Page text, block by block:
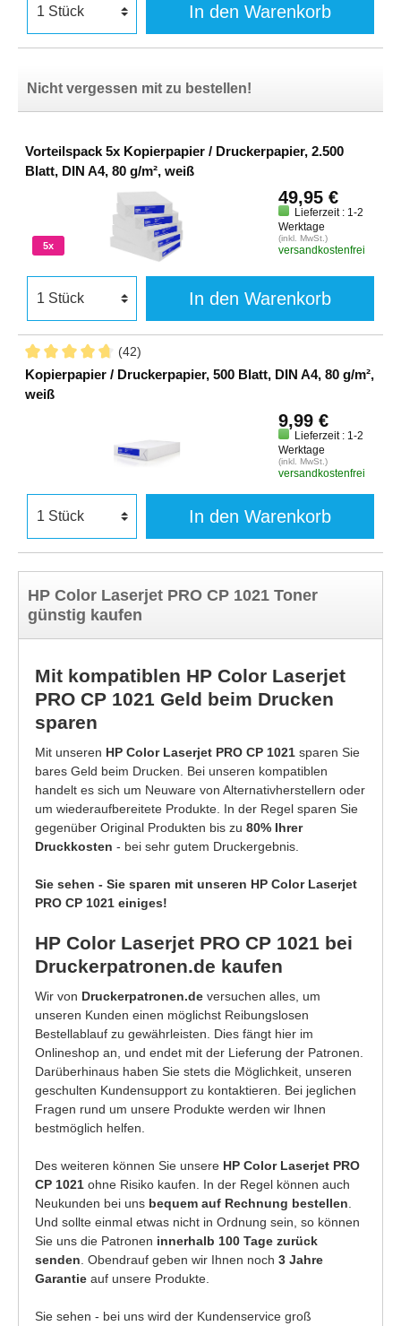
In den Warenkorb
Nicht vergessen mit zu bestellen!
Vorteilspack 5x Kopierpapier / Druckerpapier, 2.500
Blatt, DIN A4, 80 g/m², weiß
5x
49,95 €
Lieferzeit : 1-2
Werktage
(inkl. MwSt.)
versandkostenfrei
In den Warenkorb
(42)
Kopierpapier / Druckerpapier, 500 Blatt, DIN A4, 80 g/m²,
weiß
9,99 €
Lieferzeit : 1-2
Werktage
(inkl. MwSt.)
versandkostenfrei
In den Warenkorb
HP Color Laserjet PRO CP 1021 Toner
günstig kaufen
Mit kompatiblen HP Color Laserjet
PRO CP 1021 Geld beim Drucken
sparen
Mit unseren HP Color Laserjet PRO CP 1021 sparen Sie
bares Geld beim Drucken. Bei unseren kompatiblen
handelt es sich um Neuware von Alternativherstellern oder
um wiederaufbereitete Produkte. In der Regel sparen Sie
gegenüber Original Produkten bis zu 80% Ihrer
Druckkosten - bei sehr gutem Druckergebnis.
Sie sehen - Sie sparen mit unseren HP Color Laserjet
PRO CP 1021 einiges!
HP Color Laserjet PRO CP 1021 bei
Druckerpatronen.de kaufen
Wir von Druckerpatronen.de versuchen alles, um
unseren Kunden einen möglichst Reibungslosen
Bestellablauf zu gewährleisten. Dies fängt hier im
Onlineshop an, und endet mit der Lieferung der Patronen.
Darüberhinaus haben Sie stets die Möglichkeit, unseren
geschulten Kundensupport zu kontaktieren. Bei jeglichen
Fragen rund um unsere Produkte werden wir Ihnen
bestmöglich helfen.
Des weiteren können Sie unsere HP Color Laserjet PRO
CP 1021 ohne Risiko kaufen. In der Regel können auch
Neukunden bei uns bequem auf Rechnung bestellen
Und sollte einmal etwas nicht in Ordnung sein, so können
Sie uns die Patronen innerhalb 100 Tage zurück
senden . Obendrauf geben wir Ihnen noch 3 Jahre
Garantie auf unsere Produkte.
Sie sehen - bei uns wird der Kundenservice groß